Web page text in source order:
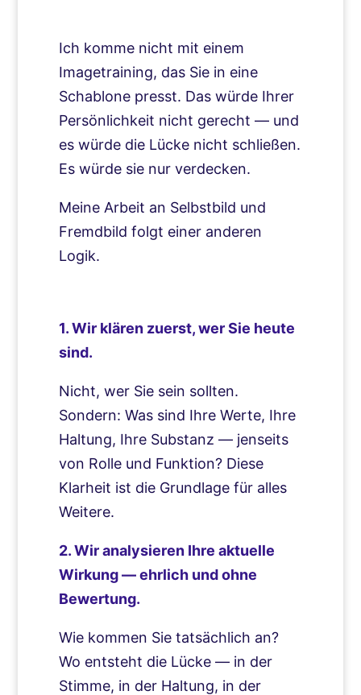
Ich komme nicht mit einem
Imagetraining, das Sie in eine
Schablone presst. Das würde Ihrer
Persönlichkeit nicht gerecht — und
es würde die Lücke nicht schließen.
Es würde sie nur verdecken.
Meine Arbeit an Selbstbild und
Fremdbild folgt einer anderen
Logik.
1. Wir klären zuerst, wer Sie heute
sind.
Nicht, wer Sie sein sollten.
Sondern: Was sind Ihre Werte, Ihre
Haltung, Ihre Substanz — jenseits
von Rolle und Funktion? Diese
Klarheit ist die Grundlage für alles
Weitere.
2. Wir analysieren Ihre aktuelle
Wirkung — ehrlich und ohne
Bewertung.
Wie kommen Sie tatsächlich an?
Wo entsteht die Lücke — in der
Stimme, in der Haltung, in der